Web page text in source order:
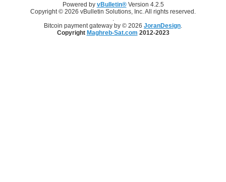
Powered by vBulletin®Version 4.2.5
Copyright © 2026 vBulletin Solutions, Inc. All rights reserved.
.
Bitcoin payment gateway by © 2026 JoranDesign.
Copyright Maghreb-Sat.com 2012-2023